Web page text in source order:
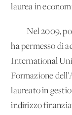
laurea in
Nel 2009, poi,
ha permesso di
International
Formazione
laureato in
indirizzo